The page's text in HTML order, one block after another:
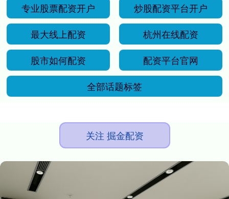
专业股票配资开户
炒股配资平台开户
最大线上配资
杭州在线配资
股市如何配资
配资平台官网
全部话题标签
关注 掘金配资